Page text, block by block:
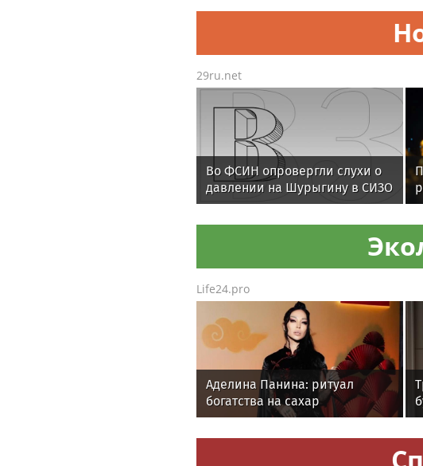
29ru.net
Во ФСИН опровергли слухи о
давлении на Шурыгину в СИЗО
Life24.pro
Аделина Панина: ритуал
богатства на сахар